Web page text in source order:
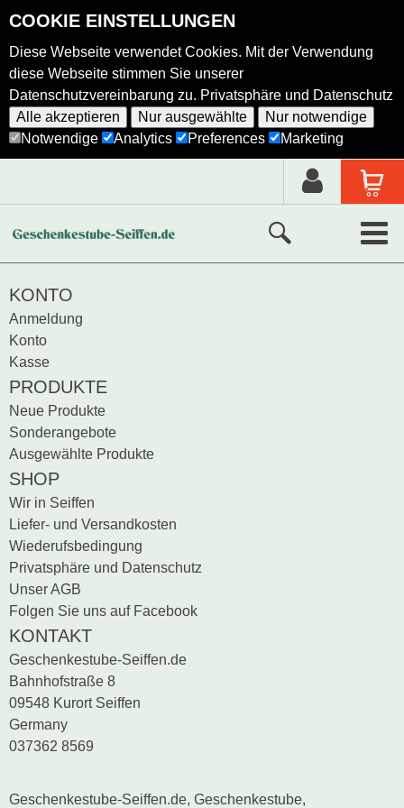
COOKIE EINSTELLUNGEN
Diese Webseite verwendet Cookies. Mit der Verwendung
diese Webseite stimmen Sie unserer
Datenschutzvereinbarung zu. Privatsphäre und Datenschutz
Alle akzeptieren
Nur ausgewählte
Nur notwendige
Notwendige
Analytics Preferences Marketing
Ausgewählte Produkte
Alle Produkte
Holzkunst nach Hersteller
Schwibbogen
Räucherfiguren
Pyramiden
KONTO
Anmeldung
Konto
Kasse
PRODUKTE
Neue Produkte
Sonderangebote
Ausgewählte Produkte
SHOP
Wir in Seiffen
Liefer- und Versandkosten
Wiederufsbedingung
Privatsphäre und Datenschutz
Unser AGB
Folgen Sie uns auf Facebook
KONTAKT
Geschenkestube-Seiffen.de
Bahnhofstraße 8
09548 Kurort Seiffen
Germany
037362 8569
Geschenkestube-Seiffen.de, Geschenkestube,